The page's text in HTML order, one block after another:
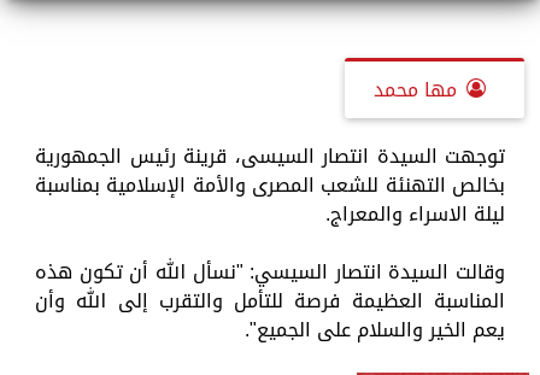
مها محمد
توجهت السيدة انتصار السيسى، قرينة رئيس الجمهورية
بخالص التهنئة للشعب المصرى والأمة الإسلامية بمناسبة
ليلة الاسراء والمعراج.
وقالت السيدة انتصار السيسي: "نسأل الله أن تكون هذه
المناسبة العظيمة فرصة للتأمل والتقرب إلى الله وأن
يعم الخير والسلام على الجميع".